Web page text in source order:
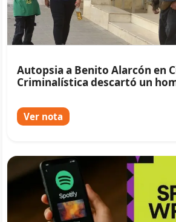
Autopsia a Benito Alarcón en
Criminalística descartó un
Ver nota